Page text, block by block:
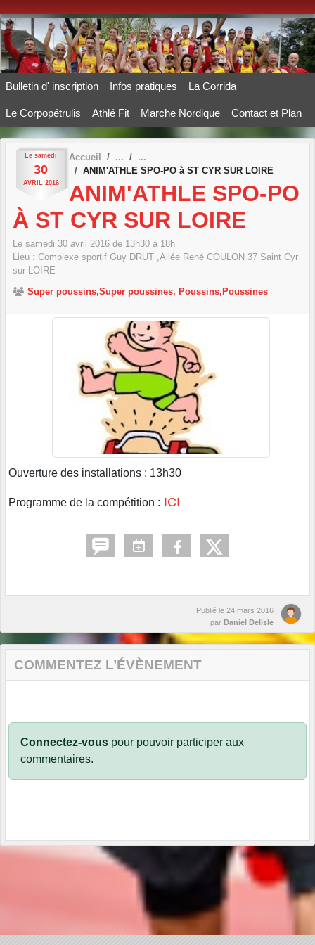
Bulletin d' inscription Infos pratiques La Corrida
Le Corpopétrulis Athlé Fit Marche Nordique Contact et Plan
Le samedi
30
AVRIL 2016
Accueil
ANIM'ATHLE SPO-PO à ST CYR SUR LOIRE
ANIM'ATHLE SPO-PO
À ST CYR SUR LOIRE
Le samedi 30 avril 2016 de 13h30 à 18h
Lieu : Complexe sportif Guy DRUT ,Allée René COULON 37 Saint Cyr
sur LOIRE
Super poussins,Super poussines, Poussins,Poussines
Ouverture des installations : 13h30
Programme de la compétition : ICI
Publié le 24 mars 2016
par Daniel Delisle
COMMENTEZ L’ÉVÈNEMENT
Connectez-vous pour pouvoir participer aux
commentaires.